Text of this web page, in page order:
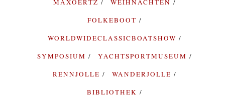
MAXOERTZ
WEIHNACHTEN
FOLKEBOOT
WORLDWIDECLASSICBOATSHOW
SYMPOSIUM
YACHTSPORTMUSEUM
RENNJOLLE
WANDERJOLLE
BIBLIOTHEK